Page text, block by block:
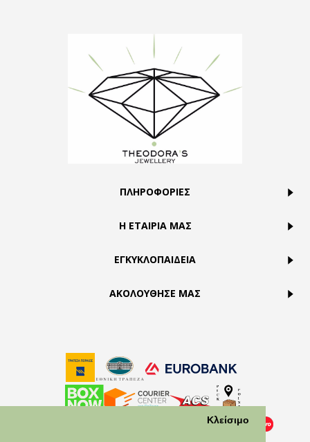
Κλείσιμο
ΠΛΗΡΟΦΟΡΙΕΣ
Η ΕΤΑΙΡΙΑ ΜΑΣ
ΕΓΚΥΚΛΟΠΑΙΔΕΙΑ
ΑΚΟΛΟΥΘΗΣΕ ΜΑΣ